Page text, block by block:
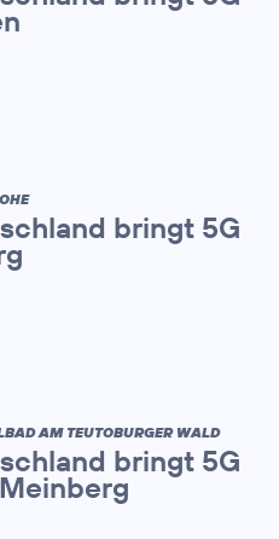
bringt 5G
AM TEUTOBURGER WALD
bringt 5G